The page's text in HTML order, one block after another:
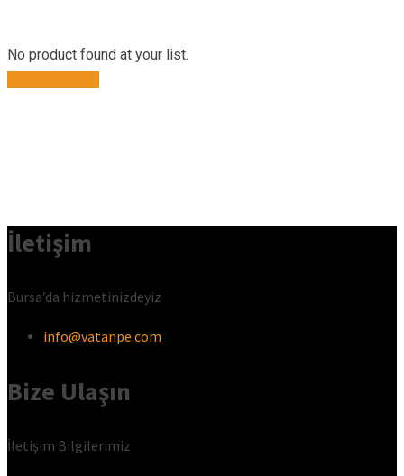
No product found at your list.
İletişim
Bursa’da hizmetinizdeyiz
info@vatanpe.com
Bize Ulaşın
İletişim Bilgilerimiz